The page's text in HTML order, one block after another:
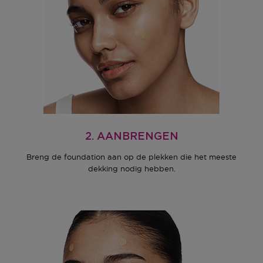
2. AANBRENGEN
Breng de foundation aan op de plekken die het meeste
dekking nodig hebben.